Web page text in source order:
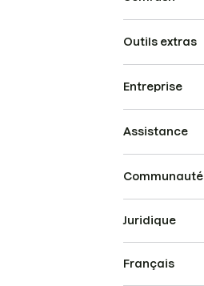
Outils extras
Entreprise
Assistance
Communauté
Juridique
Français